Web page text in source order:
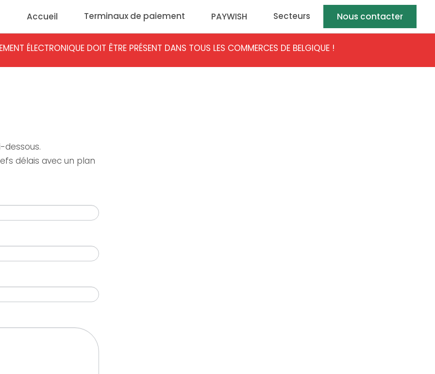
Accueil Terminaux de paiement PAYWISH Secteurs Nous contacter
ÉLECTRONIQUE DOIT ÊTRE PRÉSENT DANS TOUS LES COMMERCES DE BELGIQUE !
délais avec un plan